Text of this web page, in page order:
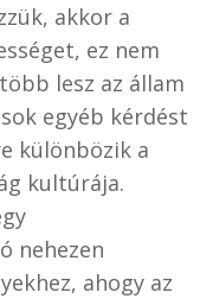
akkor a
ez nem
lesz az állam
egyéb kérdést
különbözik a
kultúrája.
nehezen
ahogy az